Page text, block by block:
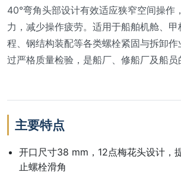
40°弯角头部设计有效适应狭窄空间操作
力，减少操作疲劳。适用于船舶机舱、
程、钢结构装配等各类螺栓紧固与拆卸
过严格质量检验，是船厂、修船厂及船员
主要特点
开口尺寸38 mm，12点梅花头设计，
止螺栓滑角